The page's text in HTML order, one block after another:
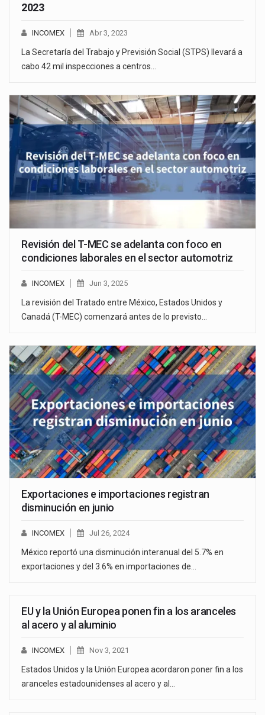
2023
INCOMEX Abr 3, 2023
La Secretaría del Trabajo y Previsión Social (STPS) llevará a
cabo 42 mil inspecciones a centros…
Revisión del T-MEC se adelanta con foco en
condiciones laborales en el sector automotriz
INCOMEX Jun 3, 2025
La revisión del Tratado entre México, Estados Unidos y
Canadá (T-MEC) comenzará antes de lo previsto…
Exportaciones e importaciones registran
disminución en junio
INCOMEX Jul 26, 2024
México reportó una disminución interanual del 5.7% en
exportaciones y del 3.6% en importaciones de…
EU y la Unión Europea ponen fin a los aranceles
al acero y al aluminio
INCOMEX Nov 3, 2021
Estados Unidos y la Unión Europea acordaron poner fin a los
aranceles estadounidenses al acero y al…